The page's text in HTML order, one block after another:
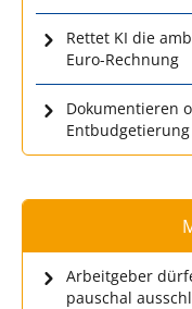
Rettet KI die
Euro-Rechnung
Dokumentieren
Arbeitgeber
pauschal